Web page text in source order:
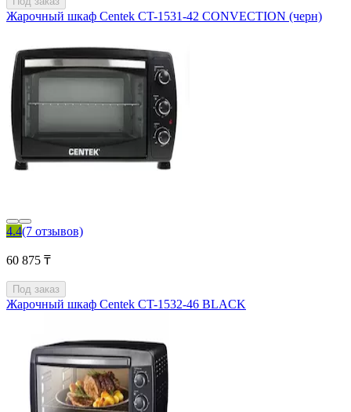
Жарочный шкаф Centek CT-1531-42 CONVECTION (черн)
4.4(7 отзывов)
60 875 ₸
Под заказ
Жарочный шкаф Centek CT-1532-46 BLACK